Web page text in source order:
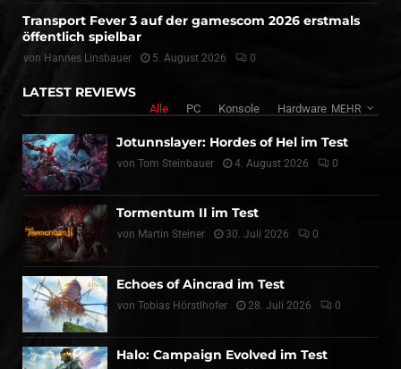
Transport Fever 3 auf der gamescom 2026 erstmals
öffentlich spielbar
von Hannes Linsbauer 5. August 2026 0
LATEST REVIEWS
Alle PC Konsole Hardware MEHR
Jotunnslayer: Hordes of Hel im Test
von Tom Steinbauer 4. August 2026 0
Tormentum II im Test
von Martin Steiner 30. Juli 2026 0
Echoes of Aincrad im Test
von Tobias Hörstlhofer 28. Juli 2026 0
Halo: Campaign Evolved im Test